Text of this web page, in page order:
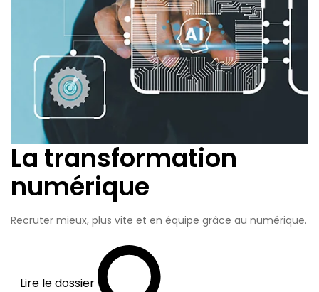
La transformation
numérique
Recruter mieux, plus vite et en équipe grâce au numérique.
Lire le dossier